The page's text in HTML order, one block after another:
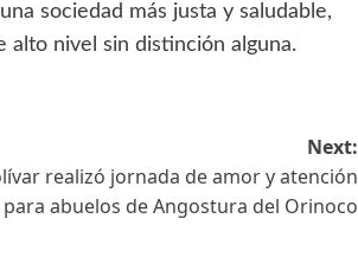
sociedad más justa y saludable,
alto nivel sin distinción alguna.
Next:
realizó jornada de amor y atención
abuelos de Angostura del Orinoco